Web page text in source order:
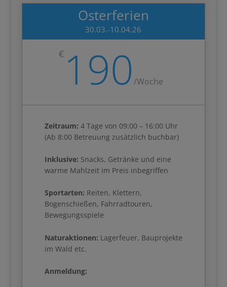
Osterferien
30.03.-10.04.26
€190 /Woche
Zeitraum: 4 Tage von 09:00 – 16:00 Uhr
(Ab 8:00 Betreuung zusätzlich buchbar)
Inklusive: Snacks, Getränke und eine
warme Mahlzeit im Preis inbegriffen
Sportarten: Reiten, Klettern,
Bogenschießen, Fahrradtouren,
Bewegungsspiele
Naturaktionen: Lagerfeuer, Bauprojekte
im Wald etc.
Anmeldung: